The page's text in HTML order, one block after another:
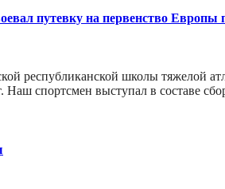
путевку на первенство
республиканской школы тяжелой
Наш спортсмен выступал в составе